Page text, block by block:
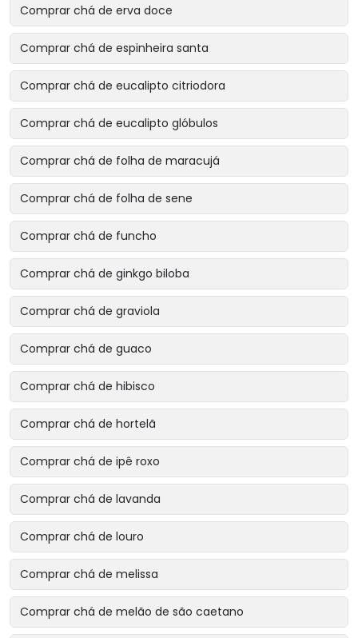
Comprar chá de erva doce
Comprar chá de espinheira santa
Comprar chá de eucalipto citriodora
Comprar chá de eucalipto glóbulos
Comprar chá de folha de maracujá
Comprar chá de folha de sene
Comprar chá de funcho
Comprar chá de ginkgo biloba
Comprar chá de graviola
Comprar chá de guaco
Comprar chá de hibisco
Comprar chá de hortelã
Comprar chá de ipê roxo
Comprar chá de lavanda
Comprar chá de louro
Comprar chá de melissa
Comprar chá de melão de são caetano